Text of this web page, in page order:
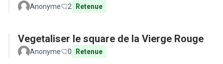
Anonyme 2 Retenue
Vegetaliser le square de la Vierge Rouge
Anonyme 0 Retenue